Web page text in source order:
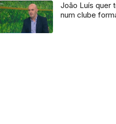
João Luís quer
num clube